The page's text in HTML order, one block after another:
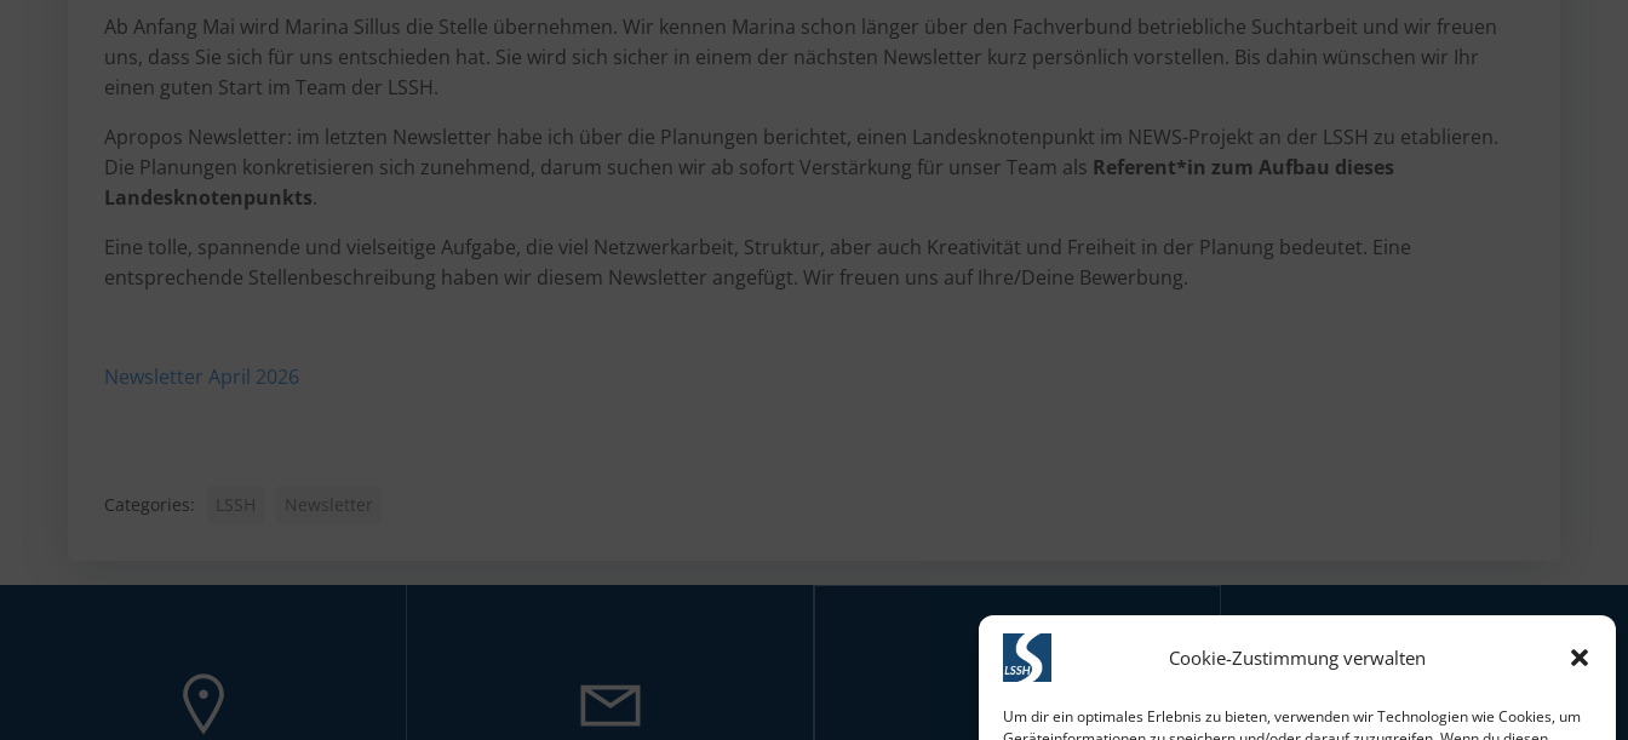
Cookie-Zustimmung verwalten
Um dir ein optimales Erlebnis zu bieten, verwenden wir Technologien wie Cookies, um
Ab Anfang Mai wird Marina Sillus die Stelle übernehmen. Wir kennen Marina schon länger über den Fachverbund betriebliche Suchtarbeit und wir freuen
uns, dass Sie sich für uns entschieden hat. Sie wird sich sicher in einem der nächsten Newsletter kurz persönlich vorstellen. Bis dahin wünschen wir Ihr
einen guten Start im Team der LSSH.
Apropos Newsletter: im letzten Newsletter habe ich über die Planungen berichtet, einen Landesknotenpunkt im NEWS-Projekt an der LSSH zu etablieren.
Die Planungen konkretisieren sich zunehmend, darum suchen wir ab sofort Verstärkung für unser Team als Referent*in zum Aufbau dieses
Landesknotenpunkts.
Eine tolle, spannende und vielseitige Aufgabe, die viel Netzwerkarbeit, Struktur, aber auch Kreativität und Freiheit in der Planung bedeutet. Eine
entsprechende Stellenbeschreibung haben wir diesem Newsletter angefügt. Wir freuen uns auf Ihre/Deine Bewerbung.
Newsletter April 2026
Categories: LSSH Newsletter
Unterstützung des